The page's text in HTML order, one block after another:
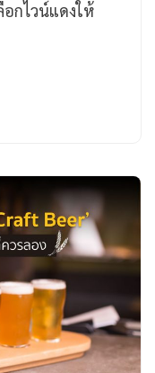
อกไวน์แดงให้